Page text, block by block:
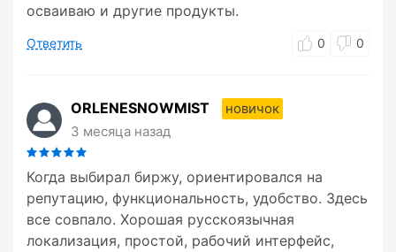
осваиваю и другие продукты.
Ответить 0 0
ORLENESNOWMIST
новичок
3 месяца назад
Когда выбирал биржу, ориентировался на
репутацию, функциональность, удобство. Здесь
все совпало. Хорошая русскоязычная
локализация, простой, рабочий интерфейс,